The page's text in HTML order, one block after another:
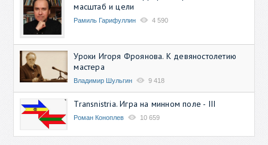
масштаб и цели
Рамиль Гарифуллин 4 590
Уроки Игоря Фроянова. К девяностолетию
мастера
Владимир Шульгин 9 418
Transnistria. Игра на минном поле - III
Роман Коноплев 10 659